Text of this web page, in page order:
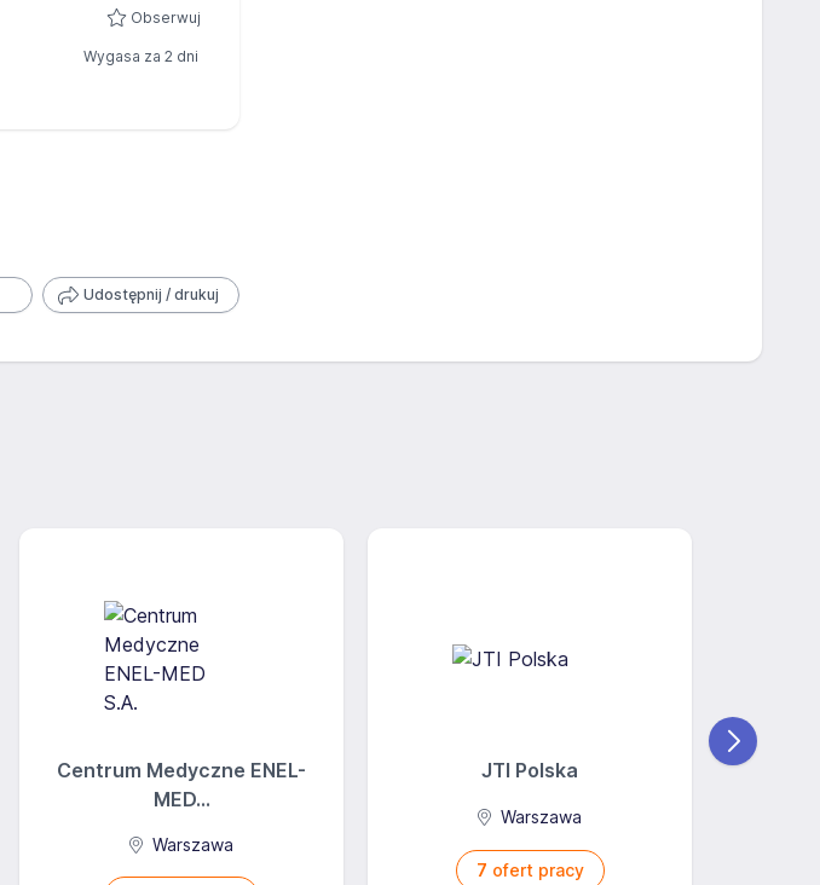
Obserwuj
Wygasa za 2 dni
Udostępnij / drukuj
Centrum Medyczne ENEL-
MED...
Warszawa
JTI Polska
Warszawa
7 ofert pracy